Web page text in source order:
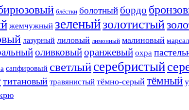
блёстки болотный бордо
жемчужный зеленыйзолотистый
лазурный лиловый лимонный малиновый марсал
оливковыйоранжевый охра
сапфировый светлыйсеребристый
титановый травянистый тёмно-серый тёмный